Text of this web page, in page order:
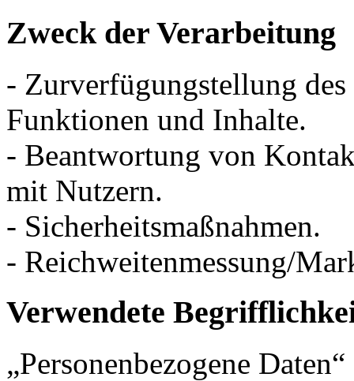
Zweck der Verarbeitung
- Zurverfügungstellung
Funktionen und Inhalte.
- Beantwortung von
mit Nutzern.
- Sicherheitsmaßnahmen.
- Reichweitenmessung/
Verwendete
„Personenbezogene